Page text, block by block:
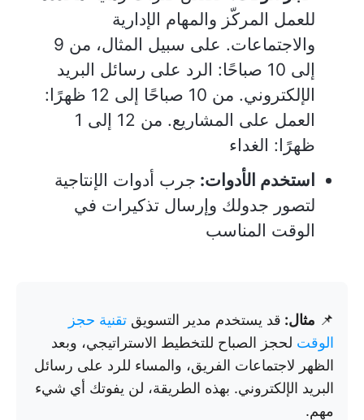
للعمل المركّز والمهام الإدارية
والاجتماعات. على سبيل المثال، من 9
إلى 10 صباحًا: الرد على رسائل البريد
الإلكتروني. من 10 صباحًا إلى 12 ظهرًا:
العمل على المشاريع. من 12 إلى 1
ظهرًا: الغداء
استخدم الأدوات: جرب أدوات الإنتاجية
لتصور جدولك وإرسال تذكيرات في
الوقت المناسب
📌 مثال: قد يستخدم مدير التسويق تقنية حجز
الوقت لحجز الصباح للتخطيط الاستراتيجي، وبعد
الظهر لاجتماعات الفريق، والمساء للرد على رسائل
البريد الإلكتروني. بهذه الطريقة، لن يفوتك أي شيء
مهم.